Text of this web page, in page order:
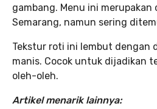
gambang. Menu ini merupakan
Semarang, namun sering
Tekstur roti ini lembut dengan
manis. Cocok untuk dijadikan
oleh-oleh.
Artikel menarik lainnya: